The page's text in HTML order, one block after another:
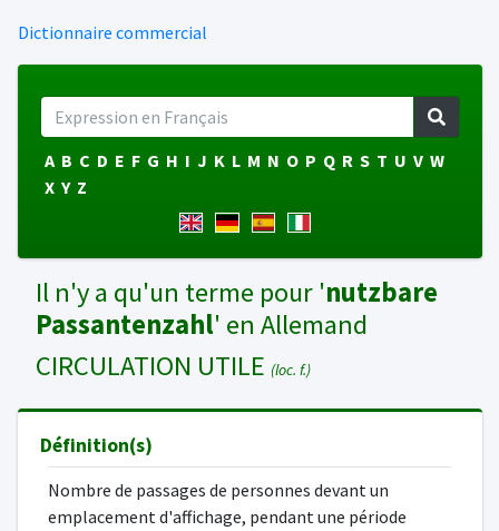
Dictionnaire commercial
A B C D E F G H I J K L M N O P Q R S T U V W
X Y Z
Il n'y a qu'un terme pour 'nutzbare
Passantenzahl' en Allemand
CIRCULATION UTILE (loc. f.)
Définition(s)
Nombre de passages de personnes devant un
emplacement d'affichage, pendant une période